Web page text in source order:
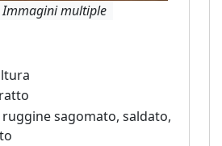
multiple
sagomato, saldato,